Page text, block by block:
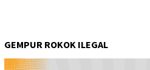
GEMPUR ROKOK ILEGAL